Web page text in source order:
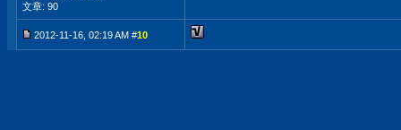
文章: 90
2012-11-16, 02:19 AM #10